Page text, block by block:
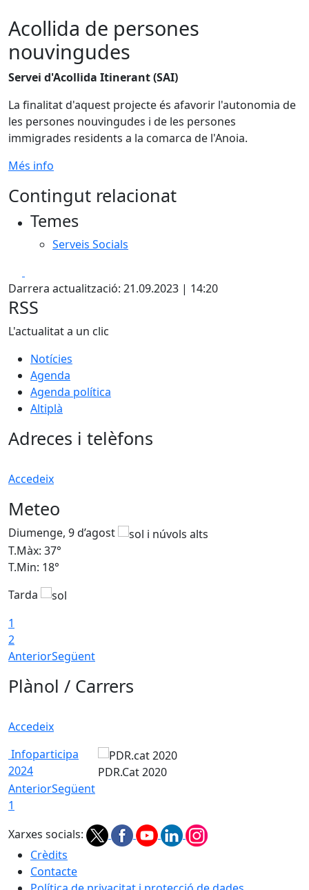
Acollida de persones
nouvingudes
Servei d'Acollida Itinerant (SAI)
La finalitat d'aquest projecte és afavorir l'autonomia de
les persones nouvingudes i de les persones
immigrades residents a la comarca de l'Anoia.
Més info
Contingut relacionat
Temes
Serveis Socials
Darrera actualització: 21.09.2023 | 14:20
RSS
L'actualitat a un clic
Notícies
Agenda
Agenda política
Altiplà
Adreces i telèfons
Accedeix
Meteo
Diumenge, 9 d’agost
T.Màx: 37°
T.Min: 18°
Tarda
1
2
AnteriorSegüent
Plànol / Carrers
Accedeix
Infoparticipa
2024
PDR.Cat 2020
AnteriorSegüent
1
Xarxes socials:
Crèdits
Contacte